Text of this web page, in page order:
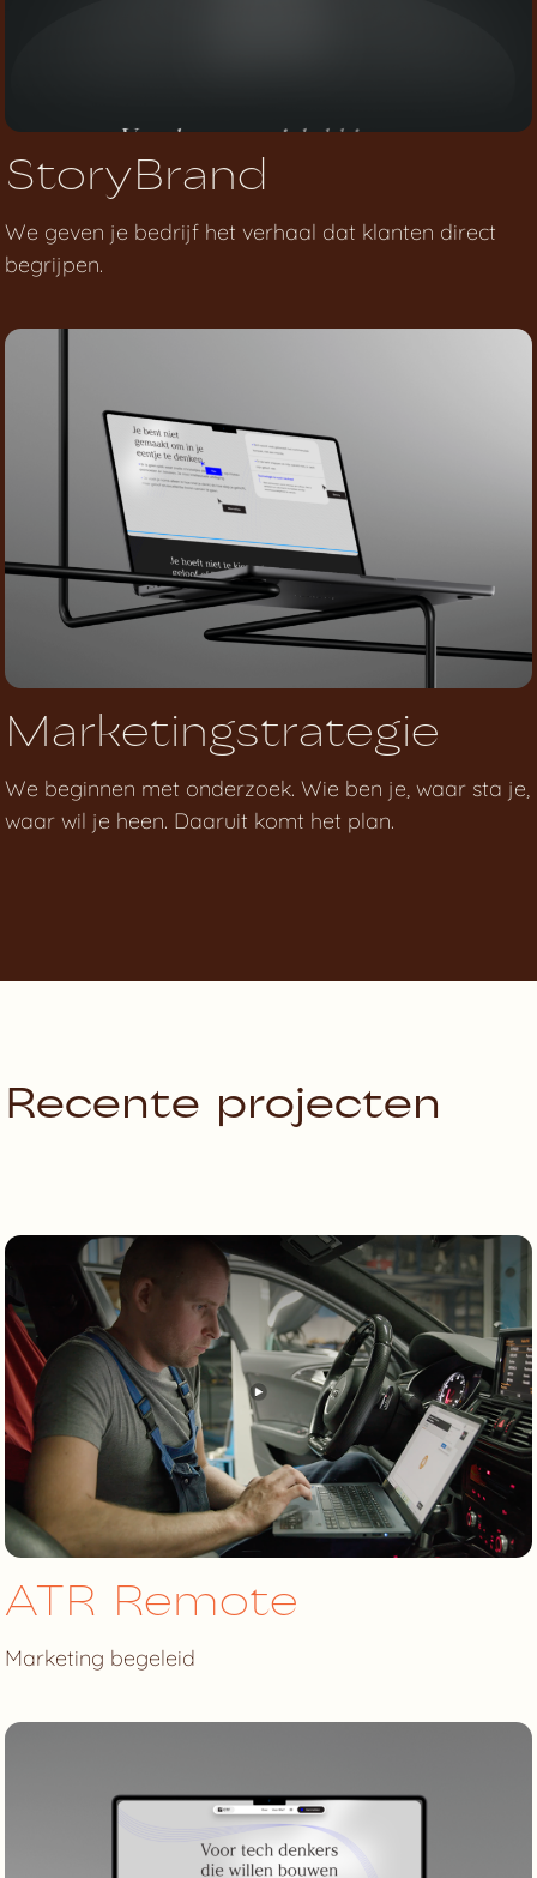
StoryBrand
We geven je bedrijf het verhaal dat klanten direct
begrijpen.
Marketingstrategie
We beginnen met onderzoek. Wie ben je, waar sta je,
waar wil je heen. Daaruit komt het plan.
Recente projecten
ATR Remote
Marketing begeleid